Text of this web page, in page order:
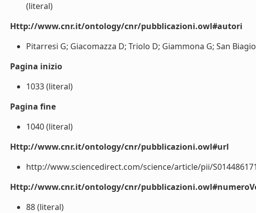
(literal)
Http://www.cnr.it/ontology/cnr/pubblicazioni.owl#autori
Pitarresi G; Giacomazza D; Triolo D; Giammona G; San
Pagina inizio
1033 (literal)
Pagina fine
1040 (literal)
Http://www.cnr.it/ontology/cnr/pubblicazioni.owl#url
http://www.sciencedirect.com/science/article/pii/
Http://www.cnr.it/ontology/cnr/
88 (literal)